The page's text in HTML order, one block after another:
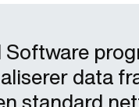
Software
data